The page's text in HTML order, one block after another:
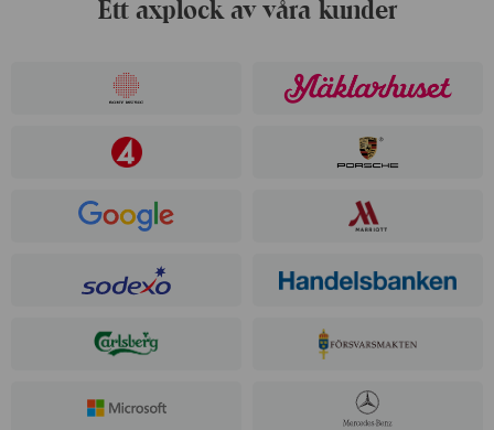
Ett axplock av våra kunder